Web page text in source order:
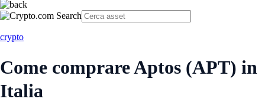
crypto
Come comprare Aptos (APT) in
Italia